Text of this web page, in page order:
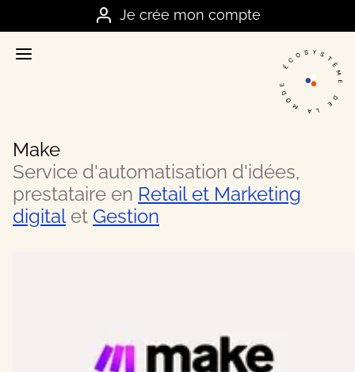
Je crée mon compte
Je me connecte
Accueil
La plateforme stratégique des marques
Ressources
Nos meilleurs conseils business
Offres
Make
Service d'automatisation d'idées,
prestataire en Retail et Marketing
digitalet Gestion